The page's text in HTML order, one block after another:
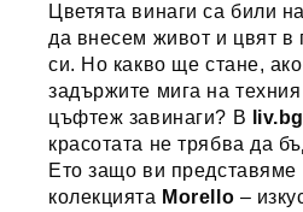
Цветята винаги са били
да внесем живот и цвят в
си. Но какво ще стане,
задържите мига на
цъфтеж завинаги? В
liv.bg
красотата не трябва да
Ето защо ви представяме
колекцията Morello –